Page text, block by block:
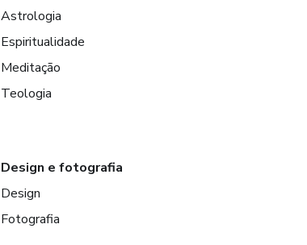
Astrologia
Espiritualidade
Meditação
Teologia
Design e fotografia
Design
Fotografia